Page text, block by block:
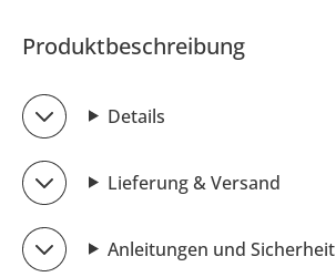
Produktbeschreibung
Details
Lieferung & Versand
Anleitungen und Sicherheit